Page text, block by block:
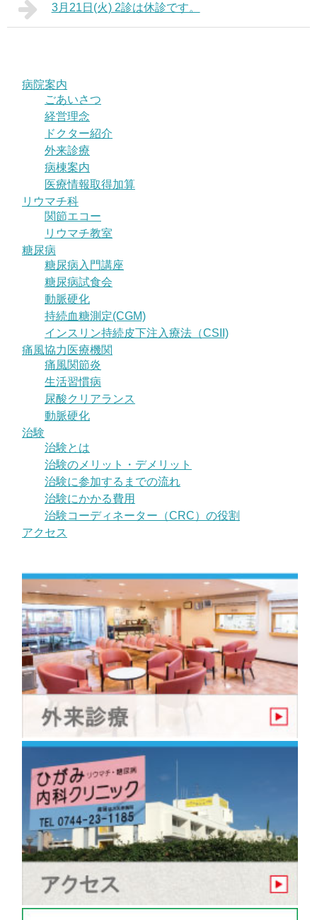
3月21日(火) 2診は休診です。
病院案内
ごあいさつ
経営理念
ドクター紹介
外来診療
病棟案内
医療情報取得加算
リウマチ科
関節エコー
リウマチ教室
糖尿病
糖尿病入門講座
糖尿病試食会
動脈硬化
持続血糖測定(CGM)
インスリン持続皮下注入療法（CSII)
痛風協力医療機関
痛風関節炎
生活習慣病
尿酸クリアランス
動脈硬化
治験
治験とは
治験のメリット・デメリット
治験に参加するまでの流れ
治験にかかる費用
治験コーディネーター（CRC）の役割
アクセス